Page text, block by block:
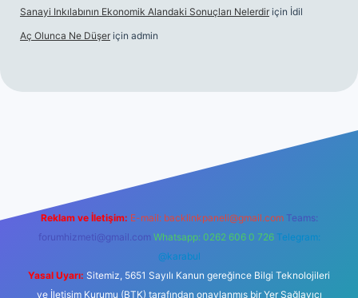
Sanayi Inkılabının Ekonomik Alandaki Sonuçları Nelerdir için İdil
Aç Olunca Ne Düşer için admin
Reklam ve İletişim: E-mail: backlinkpaneli@gmail.com Teams:
forumhizmeti@gmail.com Whatsapp: 0262 606 0 726 Telegram:
@karabul
Yasal Uyarı: Sitemiz, 5651 Sayılı Kanun gereğince Bilgi Teknolojileri
ve İletişim Kurumu (BTK) tarafından onaylanmış bir Yer Sağlayıcı